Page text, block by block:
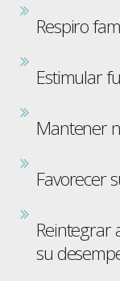
Respiro
Estimular
Mantener
Favorecer
Reintegrar
su